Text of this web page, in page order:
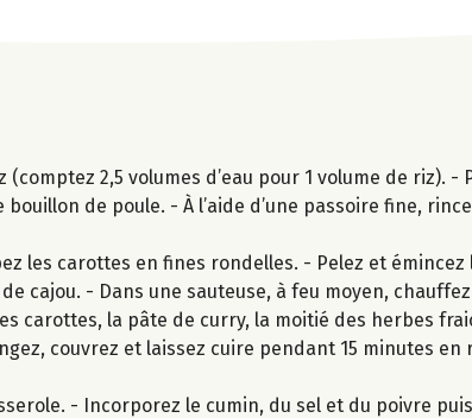
(comptez 2,5 volumes d’eau pour 1 volume de riz). -
de poule. - À l’aide d’une passoire fine,
les carottes en fines rondelles. - Pelez et
cajou. - Dans une sauteuse, à feu moyen,
carottes, la pâte de curry, la moitié des herbes
couvrez et laissez cuire pendant 15 minutes en
- Incorporez le cumin, du sel et du poivre